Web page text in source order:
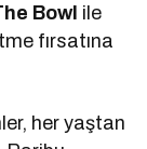
Bowl ile
fırsatına
her yaştan